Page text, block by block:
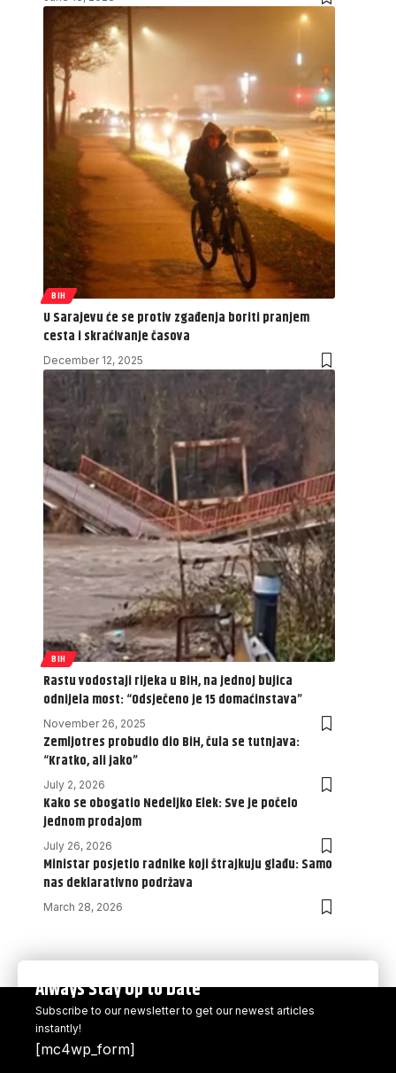
BIH
U Sarajevu će se protiv zgađenja boriti pranjem
cesta i skraćivanje časova
December 12, 2025
BIH
Rastu vodostaji rijeka u BiH, na jednoj bujica
odnijela most: “Odsječeno je 15 domaćinstava”
November 26, 2025
Zemljotres probudio dio BiH, čula se tutnjava:
“Kratko, ali jako”
July 2, 2026
Kako se obogatio Nedeljko Elek: Sve je počelo
jednom prodajom
July 26, 2026
Ministar posjetio radnike koji štrajkuju glađu: Samo
nas deklarativno podržava
March 28, 2026
Always Stay Up to Date
Subscribe to our newsletter to get our newest articles
instantly!
[mc4wp_form]